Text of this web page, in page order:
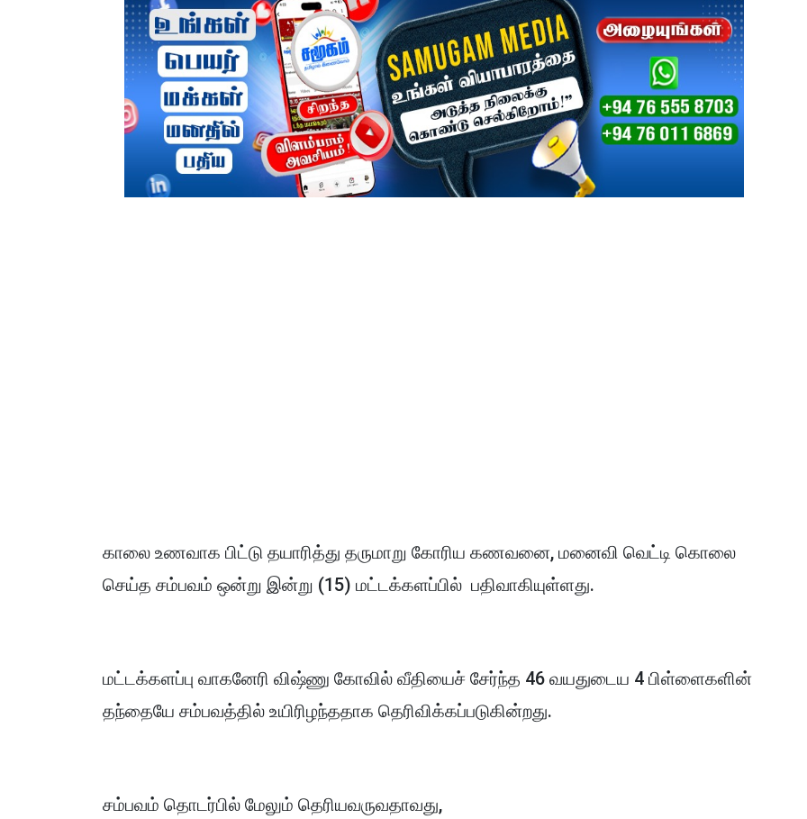
காலை உணவாக பிட்டு தயாரித்து தருமாறு கோரிய கணவனை, மனைவி வெட்டி கொலை
செய்த சம்பவம் ஒன்று இன்று (15) மட்டக்களப்பில் பதிவாகியுள்ளது.
மட்டக்களப்பு வாகனேரி விஷ்ணு கோவில் வீதியைச் சேர்ந்த 46 வயதுடைய 4 பிள்ளைகளின்
தந்தையே சம்பவத்தில் உயிரிழந்ததாக தெரிவிக்கப்படுகின்றது.
சம்பவம் தொடர்பில் மேலும் தெரியவருவதாவது,